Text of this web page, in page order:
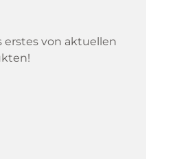
erstes von aktuellen